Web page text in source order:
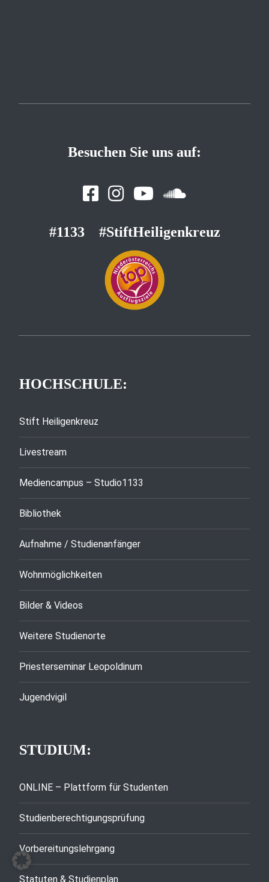
Besuchen Sie uns auf:
#1133 #StiftHeiligenkreuz
HOCHSCHULE:
Stift Heiligenkreuz
Livestream
Mediencampus – Studio1133
Bibliothek
Aufnahme / Studienanfänger
Wohnmöglichkeiten
Bilder & Videos
Weitere Studienorte
Priesterseminar Leopoldinum
Jugendvigil
STUDIUM:
ONLINE – Plattform für Studenten
Studienberechtigungsprüfung
Vorbereitungslehrgang
Statuten & Studienplan